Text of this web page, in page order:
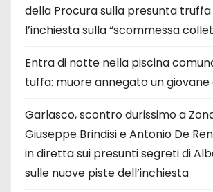
della Procura sulla presunta
l’inchiesta sulla “scommessa
Entra di notte nella piscina
tuffa: muore annegato un giovane
Garlasco, scontro durissimo a
Giuseppe Brindisi e Antonio De
in diretta sui presunti segreti di
sulle nuove piste dell’inchiesta